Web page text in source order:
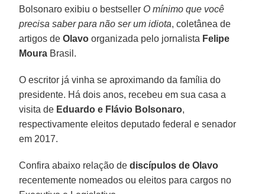
Bolsonaro exibiu o bestseller O mínimo que você
precisa saber para não ser um idiota, coletânea de
artigos deOlavo organizada pelo jornalista Felipe
Moura Brasil.
O escritor já vinha se aproximando da família do
presidente. Há dois anos, recebeu em sua casa a
visita de Eduardo e Flávio Bolsonaro,
respectivamente eleitos deputado federal e senador
em 2017.
Confira abaixo relação dediscípulos de Olavo
recentemente nomeados ou eleitos para cargos no